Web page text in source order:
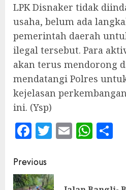
LPK Disnaker tidak
usaha, belum ada
pemerintah daerah
ilegal tersebut. Para
akan terus mendorong
mendatangi Polres
kejelasan
ini. (Ysp)
Facebook
Twitter
Email
Continue
Reading
Previous